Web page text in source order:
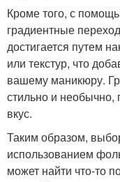
Кроме того, с
градиентные
достигается путем
или текстур, что
вашему маникюру.
стильно и
вкус.
Таким образом,
использованием
может найти что-то